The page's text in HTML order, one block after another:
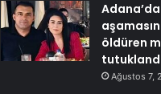
öldüren
Ağustos 7,